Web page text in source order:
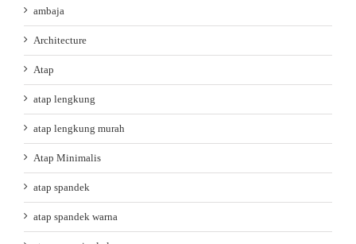
ambaja
Architecture
Atap
atap lengkung
atap lengkung murah
Atap Minimalis
atap spandek
atap spandek warna